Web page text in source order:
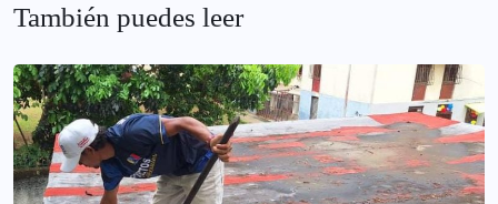
También puedes leer